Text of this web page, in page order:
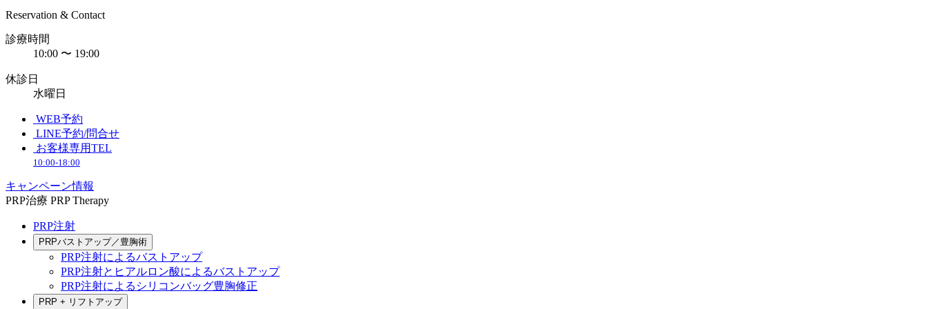
Reservation & Contact
診療時間
10:00 〜 19:00
休診日
水曜日
WEB予約
LINE予約/問合せ
お客様専用TEL
10:00-18:00
キャンペーン情報
PRP治療 PRP Therapy
PRP注射
PRPバストアップ／豊胸術
PRP注射によるバストアップ
PRP注射とヒアルロン酸によるバストアップ
PRP注射によるシリコンバッグ豊胸修正
PRP + リフトアップ